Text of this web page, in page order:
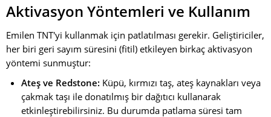
Aktivasyon Yöntemleri ve Kullanım
Emilen TNT'yi kullanmak için patlatılması gerekir. Geliştiriciler,
her biri geri sayım süresini (fitil) etkileyen birkaç aktivasyon
yöntemi sunmuştur:
Ateş ve Redstone: Küpü, kırmızı taş, ateş kaynakları veya
çakmak taşı ile donatılmış bir dağıtıcı kullanarak
etkinleştirebilirsiniz. Bu durumda patlama süresi tam